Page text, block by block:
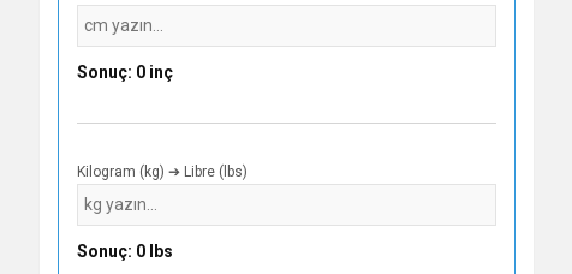
Sonuç: 0 inç
Kilogram (kg) ➔ Libre (lbs)
Sonuç: 0 lbs